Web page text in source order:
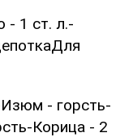
- 1 ст. л.-
- горсть-
Корица - 2